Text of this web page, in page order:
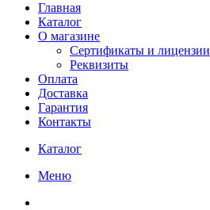
Главная
Каталог
О магазине
Сертификаты и лицензии
Реквизиты
Оплата
Доставка
Гарантия
Контакты
Каталог
Меню